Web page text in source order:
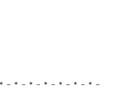
－＊－＊－＊－＊－＊－＊－